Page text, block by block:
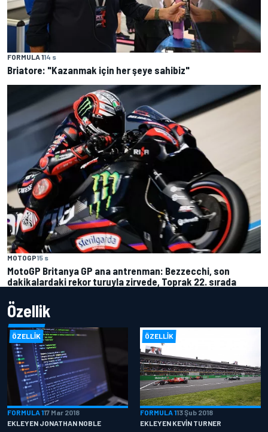
FORMULA 114 s
Briatore: "Kazanmak için her şeye sahibiz"
MOTOGP15 s
MotoGP Britanya GP ana antrenman: Bezzecchi, son
dakikalardaki rekor turuyla zirvede, Toprak 22. sırada
Özellik
ÖZELLIK
FORMULA 117 Mar 2018
EKLEYEN JONATHAN NOBLE
ÖZELLIK
FORMULA 113 Şub 2018
EKLEYEN KEVIN TURNER